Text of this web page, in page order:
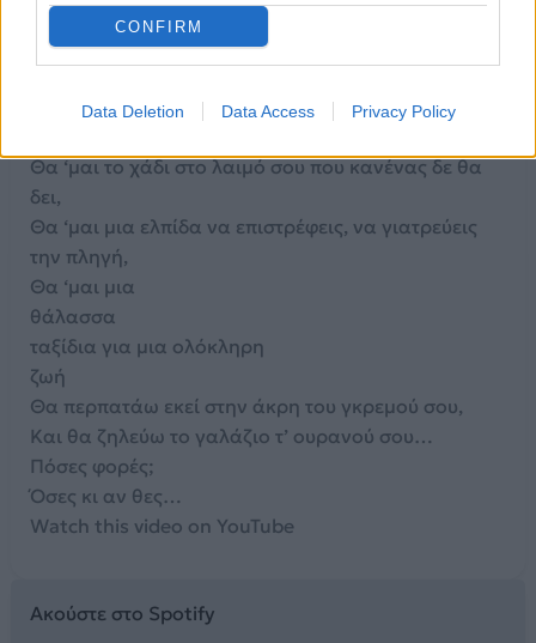
CONFIRM
Data Deletion Data Access Privacy Policy
, θα ‘μαι
σιωπή
Θα ‘μαι το χάδι στο λαιμό σου που κανένας δε θα
δει,
Θα ‘μαι μια ελπίδα να επιστρέφεις, να γιατρεύεις
την πληγή,
Θα ‘μαι μια
θάλασσα
ταξίδια για μια ολόκληρη
ζωή
Θα περπατάω εκεί στην άκρη του γκρεμού σου,
Και θα ζηλεύω το γαλάζιο τ’ ουρανού σου…
Πόσες φορές;
Όσες κι αν θες…
Watch this video on YouTube
Ακούστε στο Spotify